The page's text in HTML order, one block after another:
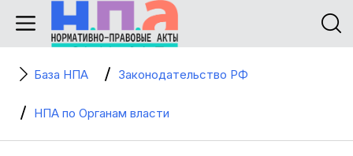
База НПА Законодательство РФ
НПА по Органам власти